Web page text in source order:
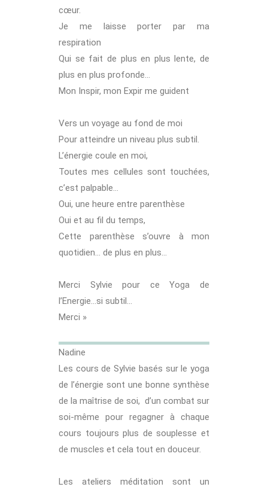
cœur.
Je me laisse porter par ma
respiration
Qui se fait de plus en plus lente, de
plus en plus profonde…
Mon Inspir, mon Expir me guident
Vers un voyage au fond de moi
Pour atteindre un niveau plus subtil.
L’énergie coule en moi,
Toutes mes cellules sont touchées,
c’est palpable…
Oui, une heure entre parenthèse
Oui et au fil du temps,
Cette parenthèse s’ouvre à mon
quotidien… de plus en plus…
Merci Sylvie pour ce Yoga de
l’Energie…si subtil…
Merci »
Nadine
Les cours de Sylvie basés sur le yoga
de l’énergie sont une bonne synthèse
de la maîtrise de soi, d’un combat sur
soi-même pour regagner à chaque
cours toujours plus de souplesse et
de muscles et cela tout en douceur.
Les ateliers méditation sont un